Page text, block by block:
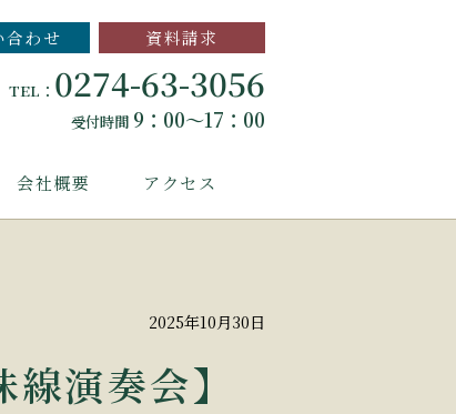
合わせ 資料請求
TEL： 0274-63-3056
受付時間 9：00～17：00
会社概要 アクセス
2025年10月30日
演奏会】